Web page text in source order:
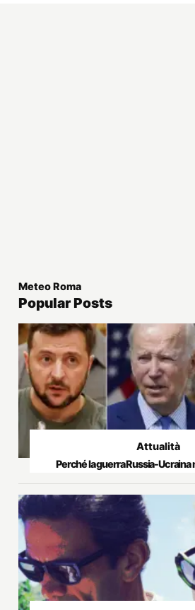
Meteo Roma
Popular Posts
Attualità
Perché la guerra Russia-Ucraina